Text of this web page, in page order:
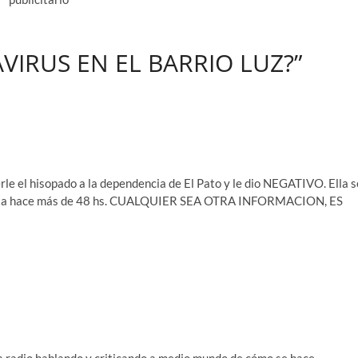
EN EL BARRIO LUZ?”
el hisopado a la dependencia de El Pato y le dio NEGATIVO. Ella
más de 48 hs. CUALQUIER SEA OTRA INFORMACION, ES